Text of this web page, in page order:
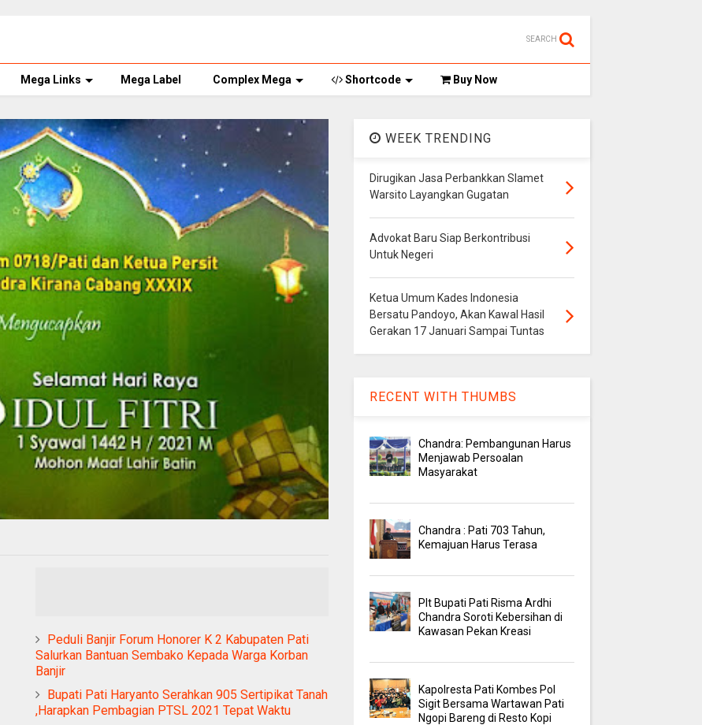
SEARCH
Mega Links Mega Label Complex Mega Shortcode Buy Now
Peduli Banjir Forum Honorer K 2 Kabupaten Pati
Salurkan Bantuan Sembako Kepada Warga Korban
Banjir
Bupati Pati Haryanto Serahkan 905 Sertipikat Tanah
,Harapkan Pembagian PTSL 2021 Tepat Waktu
WEEK TRENDING
Dirugikan Jasa Perbankkan Slamet
Warsito Layangkan Gugatan
Advokat Baru Siap Berkontribusi
Untuk Negeri
Ketua Umum Kades Indonesia
Bersatu Pandoyo, Akan Kawal Hasil
Gerakan 17 Januari Sampai Tuntas
RECENT WITH THUMBS
Chandra: Pembangunan Harus
Menjawab Persoalan
Masyarakat
Chandra : Pati 703 Tahun,
Kemajuan Harus Terasa
Plt Bupati Pati Risma Ardhi
Chandra Soroti Kebersihan di
Kawasan Pekan Kreasi
Kapolresta Pati Kombes Pol
Sigit Bersama Wartawan Pati
Ngopi Bareng di Resto Kopi